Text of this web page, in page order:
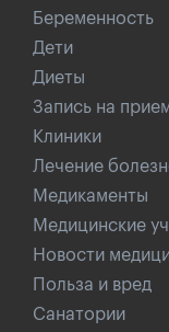
Беременность
Дети
Диеты
Запись на
Клиники
Лечение
Медикаменты
Медицинские
Новости
Польза и вред
Санатории